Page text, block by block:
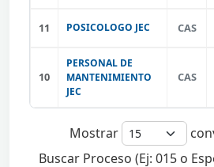
11 POSICOLOGO JEC CAS
10
PERSONAL DE
MANTENIMIENTO
JEC
CAS
Mostrar
Buscar Proceso (Ej: 015 o